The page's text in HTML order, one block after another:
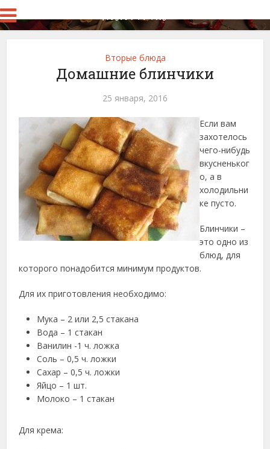
Вторые блюда
Домашние блинчики
25 января, 2016
Если вам
захотелось
чего-нибудь
вкусненьког
о, а в
холодильни
ке пусто.
Блинчики –
это одно из
блюд, для
которого понадобится минимум продуктов.
Для их приготовления необходимо:
Мука – 2 или 2,5 стакана
Вода – 1 стакан
Ванилин -1 ч. ложка
Соль – 0,5 ч. ложки
Сахар – 0,5 ч. ложки
Яйцо – 1 шт.
Молоко – 1 стакан
Для крема: